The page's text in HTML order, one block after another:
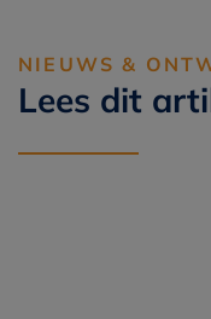
NIEUWS &
Lees dit